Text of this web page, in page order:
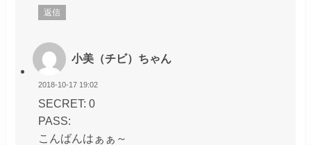
返信
小美（チビ）ちゃん
2018-10-17 19:02
SECRET: 0
PASS:
こんばんはぁぁ～